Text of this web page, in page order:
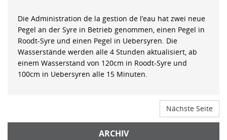
Die Administration de la gestion de l’eau hat zwei neue
Pegel an der Syre in Betrieb genommen, einen Pegel in
Roodt-Syre und einen Pegel in Uebersyren. Die
Wasserstände werden alle 4 Stunden aktualisiert, ab
einem Wasserstand von 120cm in Roodt-Syre und
100cm in Uebersyren alle 15 Minuten.
Nächste Seite
ARCHIV